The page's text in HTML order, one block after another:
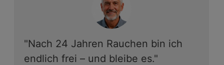
"Nach 24 Jahren Rauchen bin ich
endlich frei – und bleibe es."